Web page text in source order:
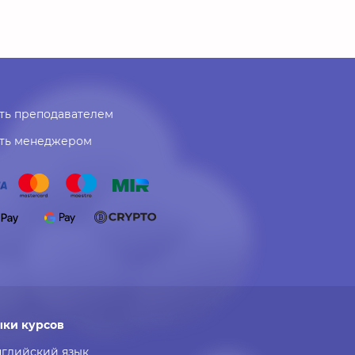
преподавателем
менеджером
курсов
язык